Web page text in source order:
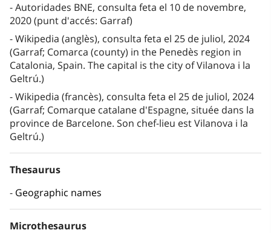
Autoridades BNE, consulta feta el 10 de novembre,
2020 (punt d'accés: Garraf)
Wikipedia (anglès), consulta feta el 25 de juliol, 2024
(Garraf; Comarca (county) in the Penedès region in
Catalonia, Spain. The capital is the city of Vilanova i la
Geltrú.)
Wikipedia (francès), consulta feta el 25 de juliol, 2024
(Garraf; Comarque catalane d'Espagne, située dans la
province de Barcelone. Son chef-lieu est Vilanova i la
Geltrú.)
Thesaurus
Geographic names
Microthesaurus